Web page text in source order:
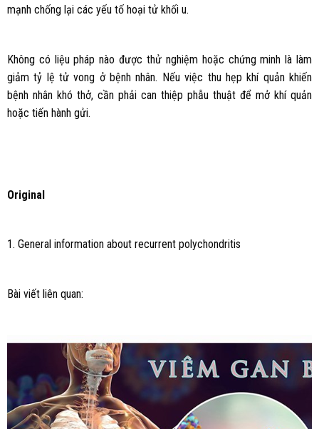
mạnh chống lại các yếu tố hoại tử khối u.
Không có liệu pháp nào được thử nghiệm hoặc chứng minh là làm
giảm tỷ lệ tử vong ở bệnh nhân. Nếu việc thu hẹp khí quản khiến
bệnh nhân khó thở, cần phải can thiệp phẫu thuật để mở khí quản
hoặc tiến hành gửi.
Original
1. General information about recurrent polychondritis
Bài viết liên quan: